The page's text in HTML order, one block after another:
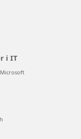
i IT